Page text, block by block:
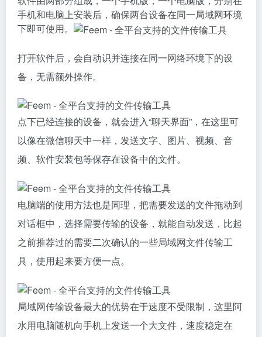
手机和电脑上安装后，确保两台设备在同一局域网环境
下即可使用。
打开软件后，会自动识并连接在同一网络环境下的设
备，无需额外操作。
点下已经连接的设备，就会进入“聊天界面”，在这里可
以像在微信聊天中一样，发送文字、图片、视频、音
频、软件安装包等保存在设备中的文件。
电脑端的使用方法也是同理，把需要发送的文件拖动到
对话框中，选择需要传输的设备，就能自动发送，比起
之前推荐过的需要二次确认的一些局域网文件传输工
具，使用起来要方便一点。
局域网传输设备最大的优势在于速度不受限制，这里阿
水用电脑随机向手机上发送一个大文件，速度稳定在